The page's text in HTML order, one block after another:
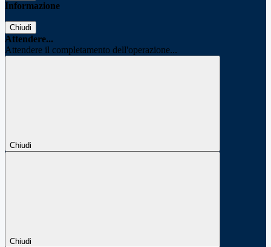
Informazione
Chiudi
Attendere...
Attendere il completamento dell'operazione...
Chiudi
Chiudi